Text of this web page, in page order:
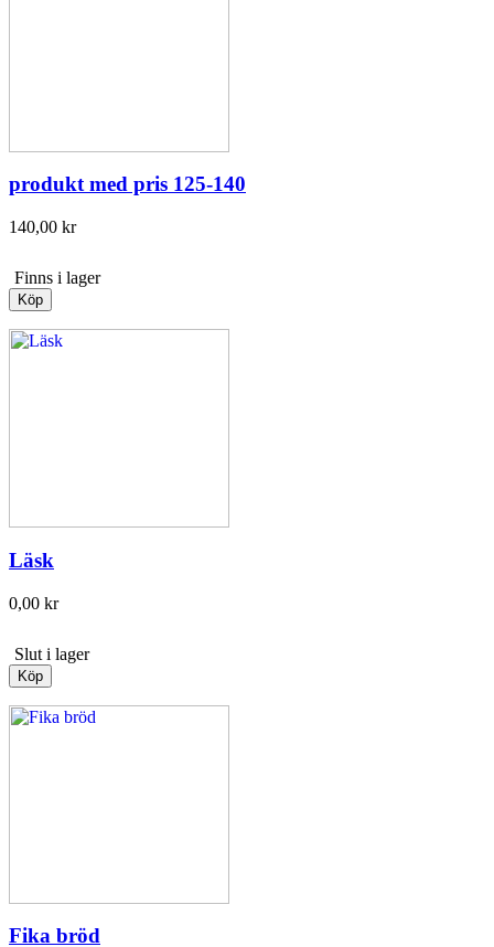
produkt med pris 125-140
140,00 kr
Finns i lager
Köp
Läsk
0,00 kr
Slut i lager
Köp
Fika bröd